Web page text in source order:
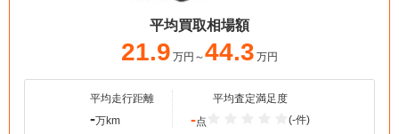
平均買取相場額
21.9 万円～44.3 万円
平均走行距離
-万km
平均査定満足度
-点 (-件)